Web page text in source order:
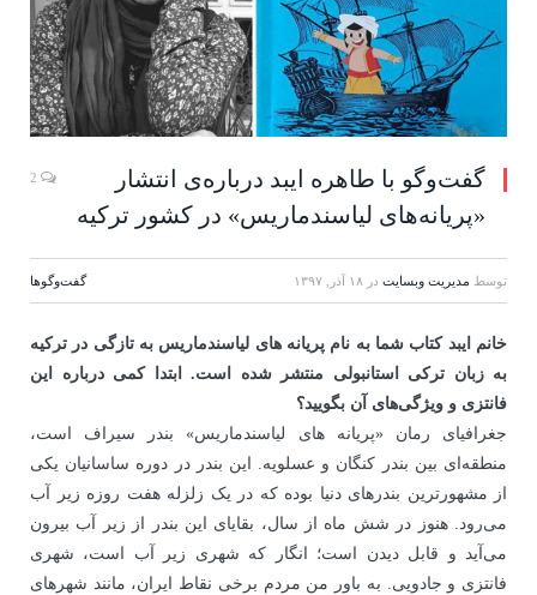
گفت‌وگو با طاهره ایبد درباره‌ی انتشار
«پریانه‌های لیاسندماریس» در کشور ترکیه
توسط مدیریت وبسایت در ۱۸ آذر, ۱۳۹۷ گفت‌وگوها
خانم ایبد کتاب شما به نام پریانه های لیاسندماریس به تازگی در ترکیه
به زبان ترکی استانبولی منتشر شده است. ابتدا کمی درباره این
فانتزی و ویژگی‌های آن بگویید؟
جغرافیای رمان «پریانه های لیاسندماریس» بندر سیراف است،
منطقه‌ای بین بندر کنگان و عسلویه. این بندر در دوره ساسانیان یکی
از مشهورترین بندرهای دنیا بوده که در یک زلزله هفت روزه زیر آب
می‌رود. هنوز در شش ماه از سال، بقایای این بندر از زیر آب بیرون
می‌آید و قابل دیدن است؛ انگار که شهری زیر آب است، شهری
فانتزی و جادویی. به باور من مردم برخی نقاط ایران، مانند شهرهای